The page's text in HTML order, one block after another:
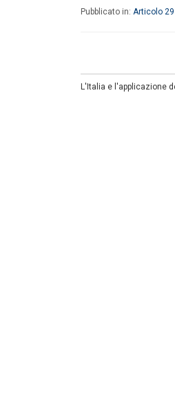
Pubblicato in: Articolo
L'Italia e l'applicazione